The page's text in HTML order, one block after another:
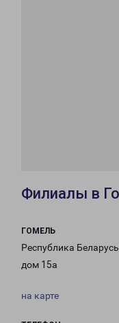
Филиалы в
ГОМЕЛЬ
Республика
дом 15а
на карте